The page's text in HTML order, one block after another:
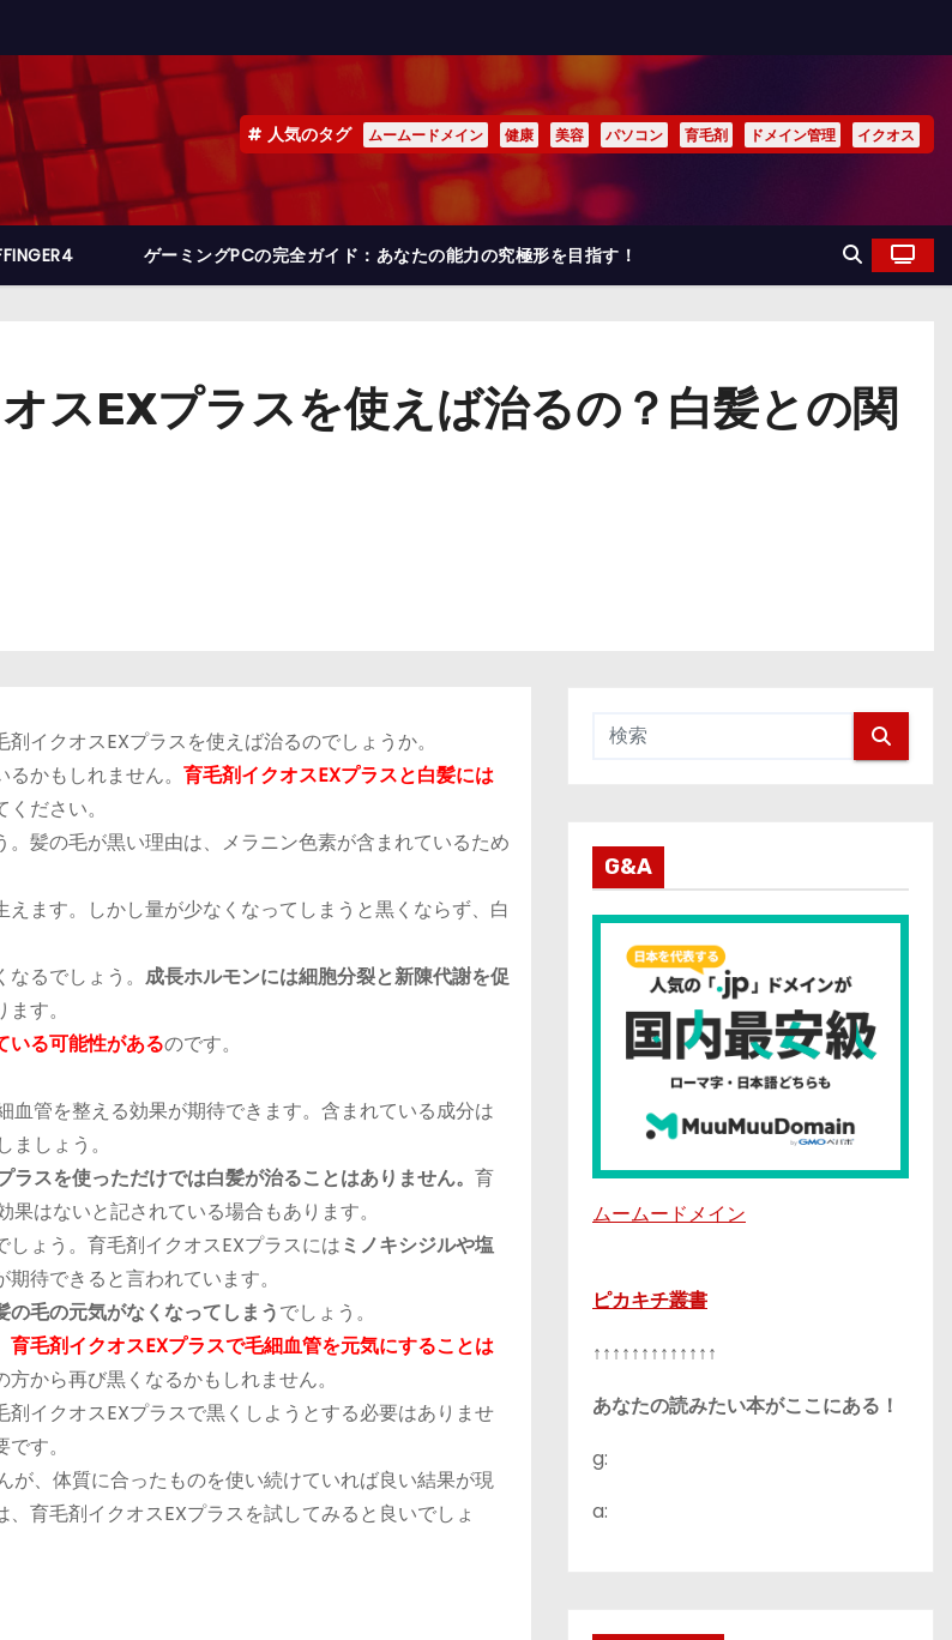
人気のタグ ムームードメイン 健康 美容 パソコン 育毛剤 ドメイン管理 イクオス
ゲーミングPCの完全ガイド：あなたの能力の究極形を目指す！
スEXプラスを使えば治るの？白髪との関
イクオスEXプラスを使えば治るのでしょうか。
かもしれません。 育毛剤イクオスEXプラスと白髪には
ださい。
髪の毛が黒い理由は、メラニン色素が含まれているため
えます。しかし量が少なくなってしまうと黒くならず、白
るでしょう。 成長ホルモンには細胞分裂と新陳代謝を促
す。
いる可能性があるのです。
管を整える効果が期待できます。含まれている成分は
ましょう。
ラスを使っただけでは白髪が治ることはありません。 育
はないと記されている場合もあります。
ょう。育毛剤イクオスEXプラスにはミノキシジルや塩
待できると言われています。
の毛の元気がなくなってしまうでしょう。
育毛剤イクオスEXプラスで毛細血管を元気にすることは
から再び黒くなるかもしれません。
イクオスEXプラスで黒くしようとする必要はありませ
す。
、体質に合ったものを使い続けていれば良い結果が現
、育毛剤イクオスEXプラスを試してみると良いでしょ
G&A
ムームードメイン
ピカキチ叢書
↑↑↑↑↑↑↑↑↑↑↑↑↑
あなたの読みたい本がここにある！
g:
a: